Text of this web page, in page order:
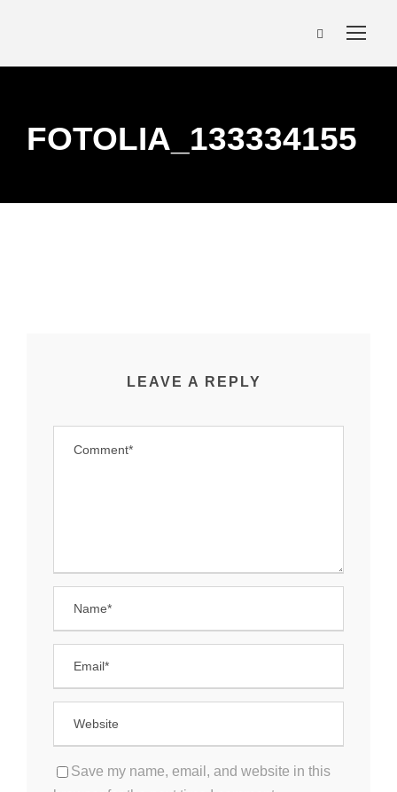
FOTOLIA_133334155
LEAVE A REPLY
Save my name, email, and website in this